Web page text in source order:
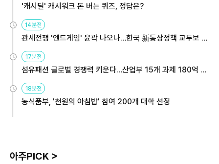
'캐시딜' 캐시워크 돈 버는 퀴즈, 정답은?
14분전
관세전쟁 '엔드게임' 윤곽 나오나…한국 新통상정책 교두보 활
17분전
섬유패션 글로벌 경쟁력 키운다…산업부 15개 과제 180억 지
18분전
농식품부, '천원의 아침밥' 참여 200개 대학 선정
아주PICK >